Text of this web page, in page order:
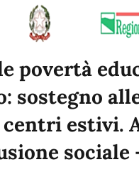
povertà
sostegno
estivi.
sociale